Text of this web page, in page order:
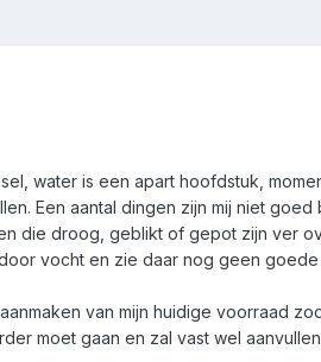
water is een apart hoofdstuk,
Een aantal dingen zijn mij niet
die droog, geblikt of gepot zijn ver
vocht en zie daar nog geen
van mijn huidige voorraad
moet gaan en zal vast wel